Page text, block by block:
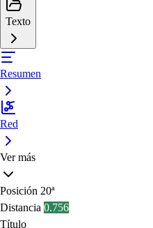
Texto
Resumen
Red
Ver más
Posición 20ª
Distancia 0.756
Título